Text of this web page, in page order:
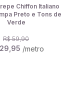
Chiffon Italiano
Preto e Tons de
Verde
R$ 59,90
/metro